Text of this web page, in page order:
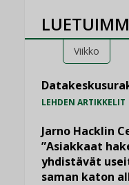
Viikko
LEHDEN ARTIKKELIT
Jarno Hacklin
”Asiakkaat
yhdistävät
saman katon